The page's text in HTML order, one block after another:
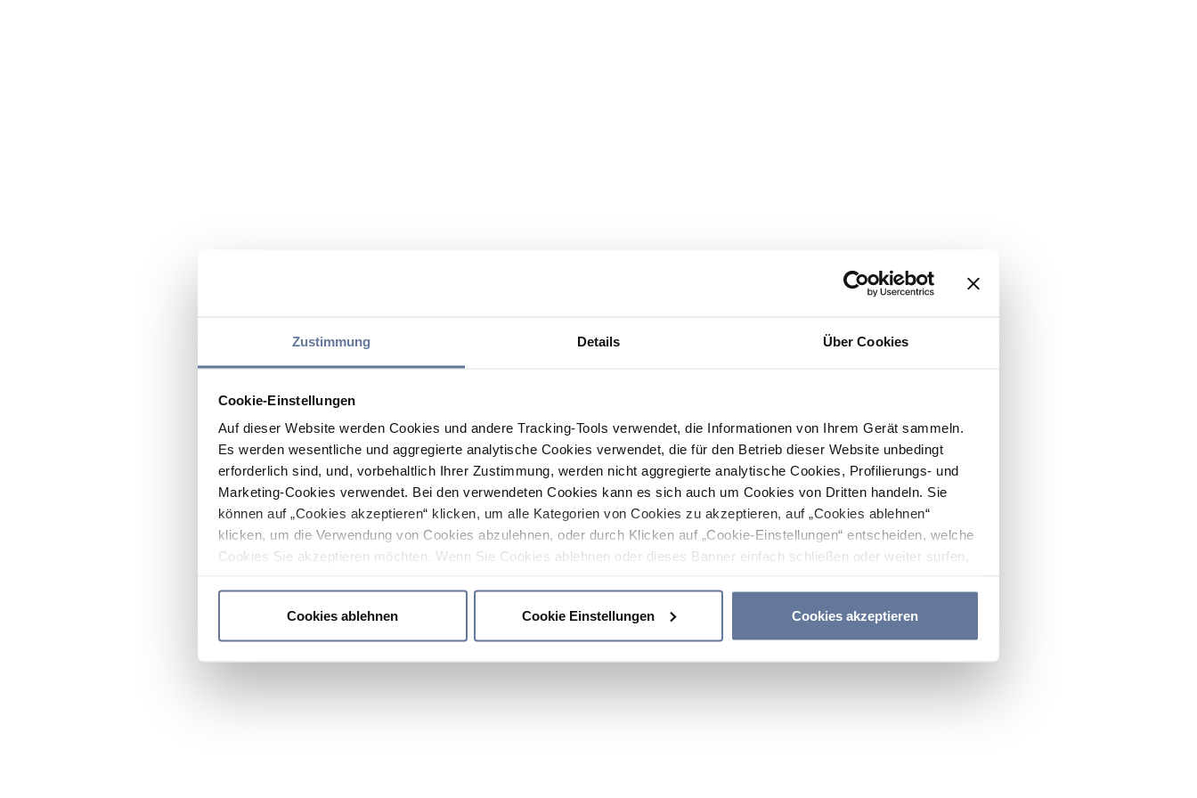
Zustimmung Details Über Cookies
Cookie-Einstellungen
Auf dieser Website werden Cookies und andere Tracking-Tools verwendet, die Informationen von Ihrem Gerät sammeln.
Es werden wesentliche und aggregierte analytische Cookies verwendet, die für den Betrieb dieser Website unbedingt
erforderlich sind, und, vorbehaltlich Ihrer Zustimmung, werden nicht aggregierte analytische Cookies, Profilierungs- und
Marketing-Cookies verwendet. Bei den verwendeten Cookies kann es sich auch um Cookies von Dritten handeln. Sie
können auf „Cookies akzeptieren“ klicken, um alle Kategorien von Cookies zu akzeptieren, auf „Cookies ablehnen“
klicken, um die Verwendung von Cookies abzulehnen, oder durch Klicken auf „Cookie-Einstellungen“ entscheiden, welche
Cookies Sie akzeptieren möchten. Wenn Sie Cookies ablehnen oder dieses Banner einfach schließen oder weiter surfen,
Cookies ablehnen
Cookie Einstellungen Cookies akzeptieren